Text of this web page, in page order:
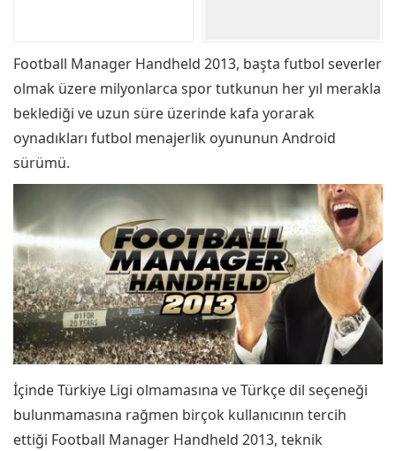
Football Manager Handheld 2013, başta futbol severler
olmak üzere milyonlarca spor tutkunun her yıl merakla
beklediği ve uzun süre üzerinde kafa yorarak
oynadıkları futbol menajerlik oyununun Android
sürümü.
İçinde Türkiye Ligi olmamasına ve Türkçe dil seçeneği
bulunmamasına rağmen birçok kullanıcının tercih
ettiği Football Manager Handheld 2013, teknik